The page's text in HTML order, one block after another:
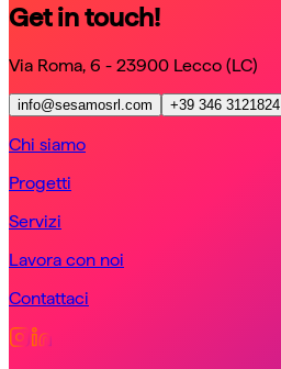
Get in touch!
Via Roma, 6 - 23900 Lecco (LC)
info@sesamosrl.com +39 346 3121824
Chi siamo
Progetti
Servizi
Lavora con noi
Contattaci